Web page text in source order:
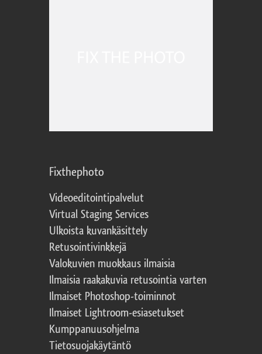
Fixthephoto
Videoeditointipalvelut
Virtual Staging Services
Ulkoista kuvankäsittely
Retusointivinkkejä
Valokuvien muokkaus ilmaisia
Ilmaisia raakakuvia retusointia varten
Ilmaiset Photoshop-toiminnot
Ilmaiset Lightroom-esiasetukset
Kumppanuusohjelma
Tietosuojakäytäntö